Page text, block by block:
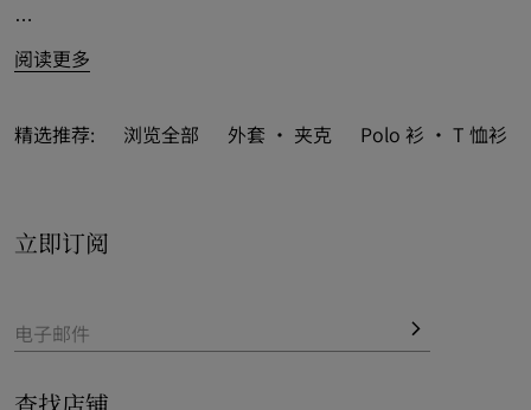
Burberry 格纹和马术骑士徽标（EKD），尽展经典品牌风
阅读更多
精选推荐: 浏览全部 外套 · 夹克 Polo 衫 · T 恤衫
立即订阅
电子邮件